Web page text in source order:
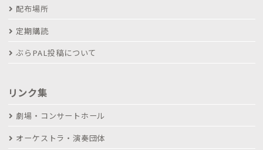
配布場所
定期購読
ぶらPAL投稿について
リンク集
劇場・コンサートホール
オーケストラ・演奏団体